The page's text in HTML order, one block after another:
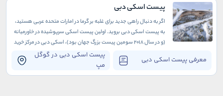
پیست اسکی دبی
معرفی پیست اسکی دبی
پیست اسکی دبی در گوگل
مپ
اگر به دنبال راهی جدید برای غلبه بر گرما در امارات متحده عربی هستید،
به پیست اسکی دبی بروید. اولین پیست اسکی سرپوشیده در خاورمیانه
(و در سال 2018 سومین پیست بزرگ جهان بود)، اسکی دبی در مرکز خرید
امارات واقع شده است که به خودی خود یک جاذبه بی‌نظیر در دبی است.